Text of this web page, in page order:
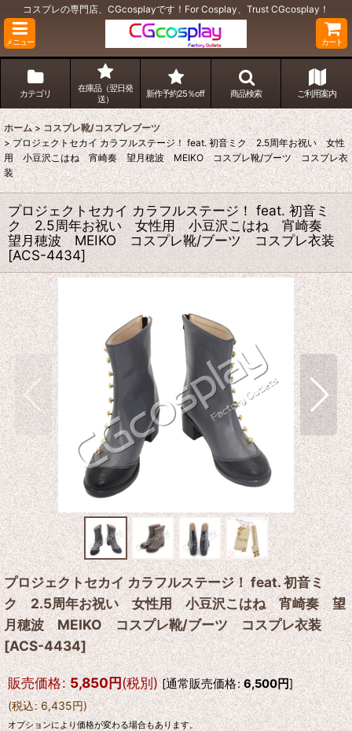
コスプレの専門店、CGcosplayです！For Cosplay、Trust CGcosplay！
メニュー カート
カテゴリ
在庫品（翌日発
送）
新作予約25％off 商品検索 ご利用案内
ホーム > コスプレ靴/コスプレブーツ
> プロジェクトセカイ カラフルステージ！ feat. 初音ミク 2.5周年お祝い 女性
用 小豆沢こはね 宵崎奏 望月穂波 MEIKO コスプレ靴/ブーツ コスプレ衣
装
プロジェクトセカイ カラフルステージ！ feat. 初音ミ
ク 2.5周年お祝い 女性用 小豆沢こはね 宵崎奏
望月穂波 MEIKO コスプレ靴/ブーツ コスプレ衣装
[ACS-4434]
プロジェクトセカイ カラフルステージ！ feat. 初音ミ
ク 2.5周年お祝い 女性用 小豆沢こはね 宵崎奏 望
月穂波 MEIKO コスプレ靴/ブーツ コスプレ衣装
[ACS-4434]
販売価格: 5,850円(税別) [通常販売価格: 6,500円]
(税込: 6,435円)
オプションにより価格が変わる場合もあります。